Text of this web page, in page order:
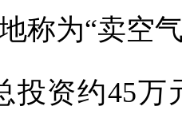
称为“卖空
投资约45万